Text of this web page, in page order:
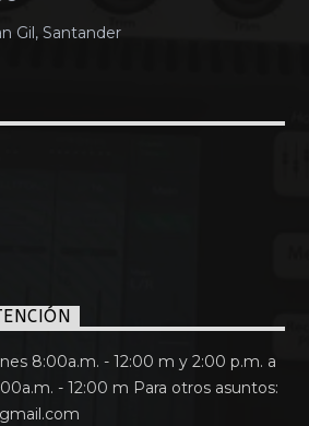
Gil, Santander
8:00a.m. - 12:00 m y 2:00 p.m. a
- 12:00 m Para otros asuntos: